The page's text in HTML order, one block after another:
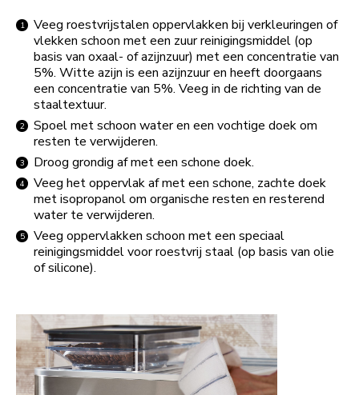
Veeg roestvrijstalen oppervlakken bij verkleuringen of
vlekken schoon met een zuur reinigingsmiddel (op
basis van oxaal- of azijnzuur) met een concentratie van
5%. Witte azijn is een azijnzuur en heeft doorgaans
een concentratie van 5%. Veeg in de richting van de
staaltextuur.
Spoel met schoon water en een vochtige doek om
resten te verwijderen.
Droog grondig af met een schone doek.
Veeg het oppervlak af met een schone, zachte doek
met isopropanol om organische resten en resterend
water te verwijderen.
Veeg oppervlakken schoon met een speciaal
reinigingsmiddel voor roestvrij staal (op basis van olie
of silicone).